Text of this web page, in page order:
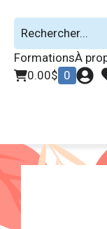
FormationsÀ
0.00$ 0